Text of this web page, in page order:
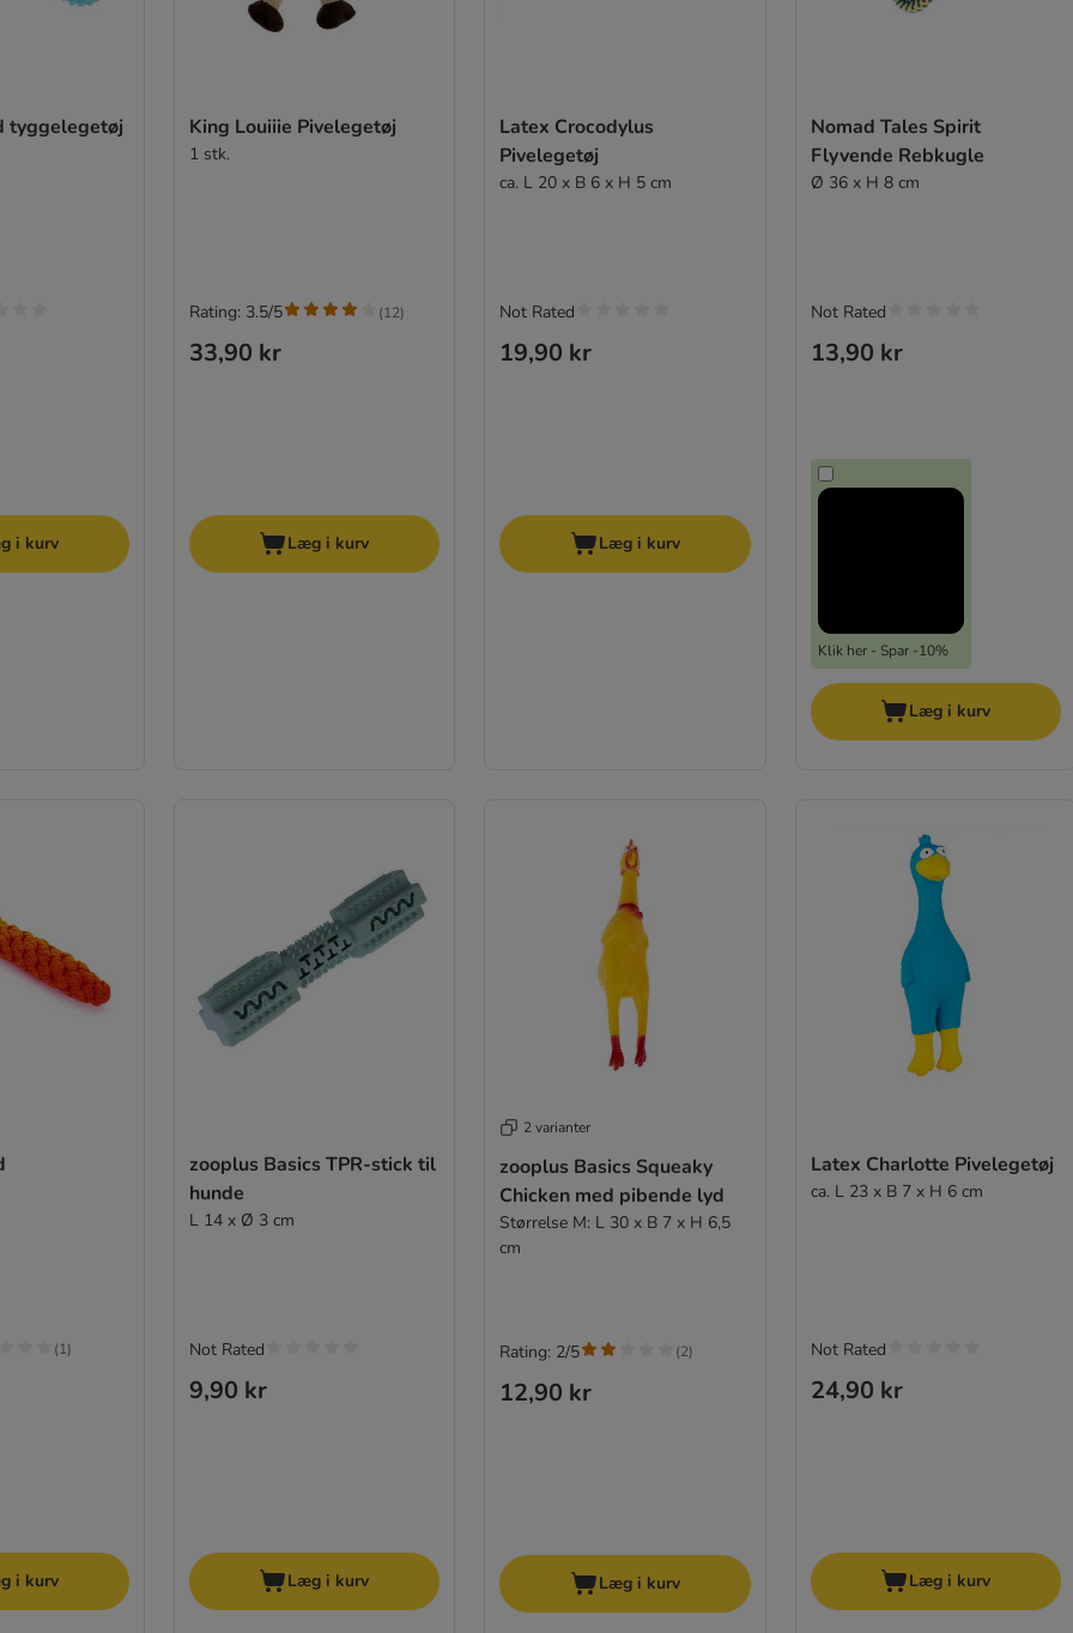
tyggelegetøj
i kurv
King Louiiie Pivelegetøj
1 stk.
33,90 kr
Rating: 3.5/5 (12)
Læg i kurv
Latex Crocodylus
Pivelegetøj
ca. L 20 x B 6 x H 5 cm
19,90 kr
Not Rated
Læg i kurv
Nomad Tales Spirit
Flyvende Rebkugle
Ø 36 x H 8 cm
13,90 kr
Klik her - Spar -10%
Not Rated
Læg i kurv
(1)
i kurv
zooplus Basics TPR-stick til
hunde
L 14 x Ø 3 cm
9,90 kr
Not Rated
Læg i kurv
2 varianter
zooplus Basics Squeaky
Chicken med pibende lyd
Størrelse M: L 30 x B 7 x H 6,5
cm
12,90 kr
Rating: 2/5 (2)
Læg i kurv
Latex Charlotte Pivelegetøj
ca. L 23 x B 7 x H 6 cm
24,90 kr
Not Rated
Læg i kurv